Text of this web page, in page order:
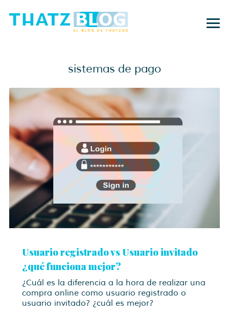
sistemas de pago
Usuario registrado vs Usuario invitado
¿qué funciona mejor?
¿Cuál es la diferencia a la hora de realizar una
compra online como usuario registrado o
usuario invitado? ¿cuál es mejor?